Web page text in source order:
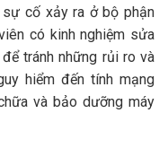
cố xảy ra ở bộ phận
có kinh nghiệm sửa
tránh những rủi ro và
hiểm đến tính mạng
và bảo dưỡng máy